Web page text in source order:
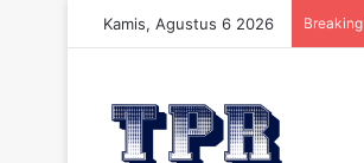
Kamis, Agustus 6 2026